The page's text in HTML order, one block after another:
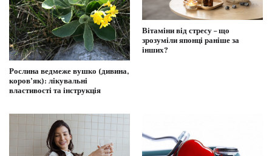
Рослина ведмеже вушко (дивина,
коров’як): лікувальні
властивості та інструкція
Вітаміни від стресу – що
зрозуміли японці раніше за
інших?